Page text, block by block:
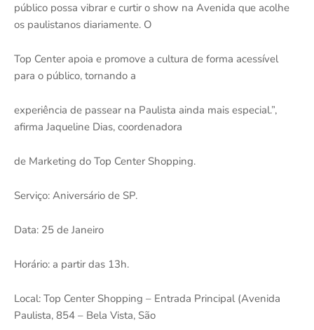
público possa vibrar e curtir o show na Avenida que acolhe
os paulistanos diariamente. O
Top Center apoia e promove a cultura de forma acessível
para o público, tornando a
experiência de passear na Paulista ainda mais especial.”,
afirma Jaqueline Dias, coordenadora
de Marketing do Top Center Shopping.
Serviço: Aniversário de SP.
Data: 25 de Janeiro
Horário: a partir das 13h.
Local: Top Center Shopping – Entrada Principal (Avenida
Paulista, 854 – Bela Vista, São